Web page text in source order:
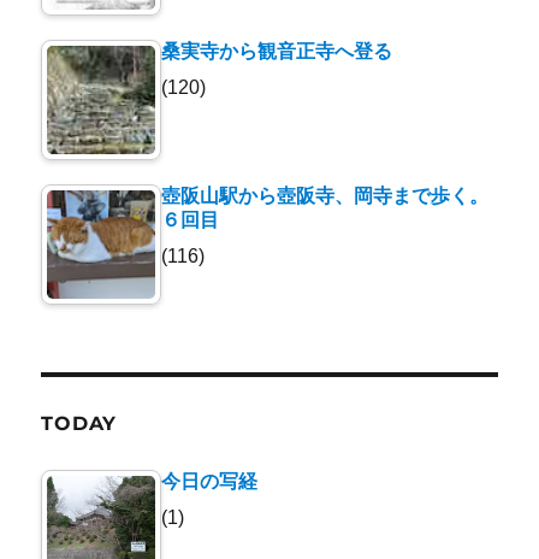
桑実寺から観音正寺へ登る
(120)
壺阪山駅から壺阪寺、岡寺まで歩く。
６回目
(116)
TODAY
今日の写経
(1)